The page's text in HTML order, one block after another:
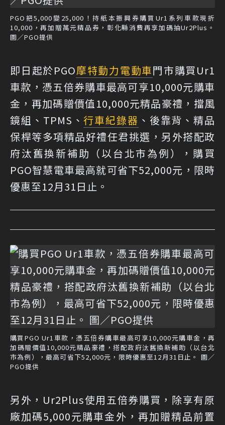
PGO把5,000變25,000！持紙本振興券購買Ur1系列車款現折
10,000，再加贈萬元精品券，彰化縣消費再享加碼抽Ur2Plus。
圖／PGO提供
即日起於PGO摩特動力電動車門市購買Ur1
車款，憑五倍券購車最高可享10,000元購車
金，再加碼贈價值10,000元精品豪禮，擋風
鏡組、TPMS、行車紀錄器 、後靠背、精品
保桿等多項精品好禮任君挑選，另外搭配政
府汰舊換新補助（以台北市為例），購買
PGO智慧電車最高就可省下52,000元，限時
優惠至12月31日止。
購買PGO Ur1車款，憑五倍券購車最高可享10,000元購車金，再
加碼贈價值10,000元精品豪禮，搭配政府汰舊換新補助（以台北
市為例），最高可省下52,000元，限時優惠至12月31日止。 圖／
PGO提供
另外，Ur2Plus使用五倍券購買，除享有原
廠加碼5,000元購車金外，再加贈精品前置